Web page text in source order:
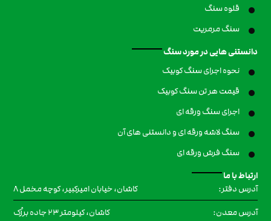
قلوه سنگ
سنگ مرمریت
دانستنی هایی در مورد سنگ
نحوه اجرای سنگ کوبیک
قیمت هر تن سنگ کوبیک
اجرای سنگ ورقه ای
سنگ لاشه ورقه ای و دانستنی های آن
سنگ فرش ورقه ای
ارتباط با ما
آدرس دفتر:
کاشان، خیابان امیرکبیر، کوچه مخمل ۸
آدرس معدن:
کاشان، کیلومتر 23 جاده برزُک